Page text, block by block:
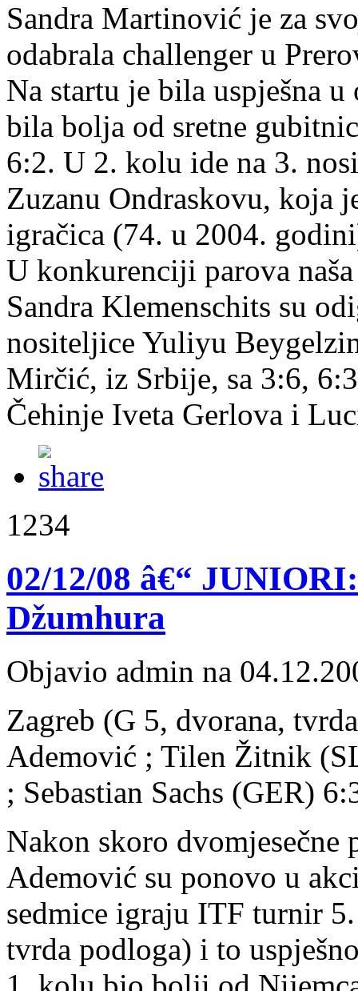
Sandra Martinović je za
odabrala challenger u
Na startu je bila uspješna
bila bolja od sretne
6:2. U 2. kolu ide na 3.
Zuzanu Ondraskovu, koja
igračica (74. u 2004.
U konkurenciji parova
Sandra Klemenschits su
nositeljice Yuliyu
Mirčić, iz Srbije, sa 3:6,
Čehinje Iveta Gerlova i
1234
02/12/08 â€“
Džumhura
Objavio admin na
Zagreb (G 5, dvorana,
Ademović ; Tilen Žitnik
; Sebastian Sachs (GER)
Nakon skoro dvomjesečne
Ademović su ponovo u
sedmice igraju ITF turnir
tvrda podloga) i to